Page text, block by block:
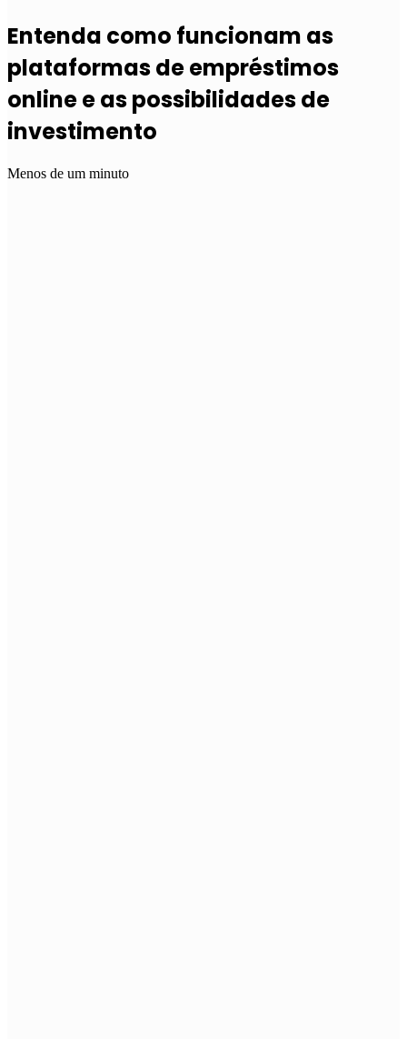
Entenda como funcionam as
plataformas de empréstimos
online e as possibilidades de
investimento
Menos de um minuto